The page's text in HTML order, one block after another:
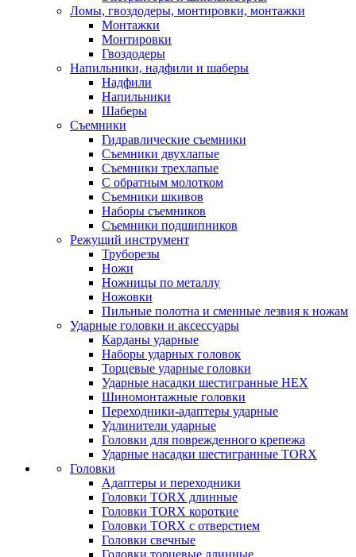
Ломы, гвоздодеры, монтировки, монтажки
Монтажки
Монтировки
Гвоздодеры
Напильники, надфили и шаберы
Надфили
Напильники
Шаберы
Съемники
Гидравлические съемники
Съемники двухлапые
Съемники трехлапые
С обратным молотком
Съемники шкивов
Наборы съемников
Съемники подшипников
Режущий инструмент
Труборезы
Ножи
Ножницы по металлу
Ножовки
Пильные полотна и сменные лезвия к ножам
Ударные головки и аксессуары
Карданы ударные
Наборы ударных головок
Торцевые ударные головки
Ударные насадки шестигранные HEX
Шиномонтажные головки
Переходники-адаптеры ударные
Удлинители ударные
Головки для поврежденного крепежа
Ударные насадки шестигранные TORX
Головки
Адаптеры и переходники
Головки TORX длинные
Головки TORX короткие
Головки TORX с отверстием
Головки свечные
Головки торцевые длинные